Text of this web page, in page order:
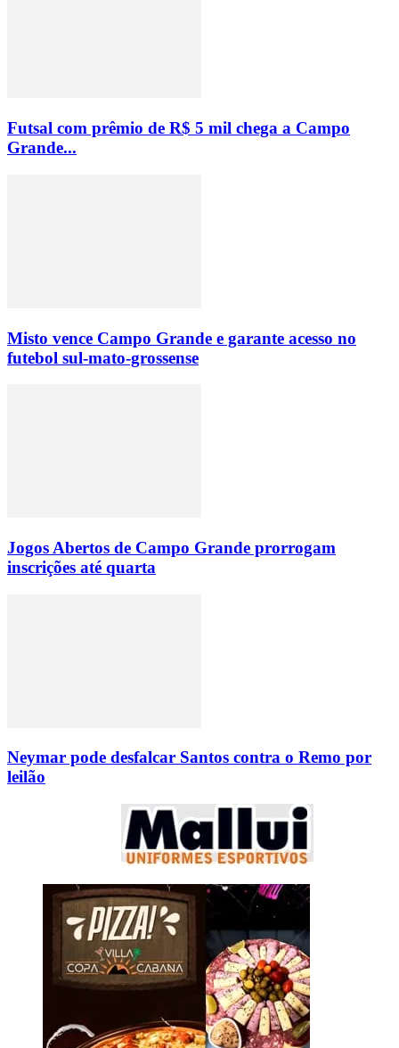
Futsal com prêmio de R$ 5 mil chega a Campo
Grande...
Misto vence Campo Grande e garante acesso no
futebol sul-mato-grossense
Jogos Abertos de Campo Grande prorrogam
inscrições até quarta
Neymar pode desfalcar Santos contra o Remo por
leilão